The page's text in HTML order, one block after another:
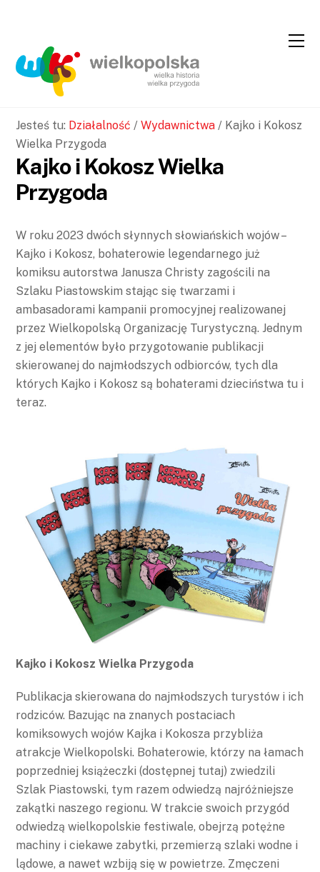
Content
navigation
Jesteś tu: Działalność /Wydawnictwa / Kajko i Kokosz
Wielka Przygoda
Kajko i Kokosz Wielka
Przygoda
W roku 2023 dwóch słynnych słowiańskich wojów –
Kajko i Kokosz, bohaterowie legendarnego już
komiksu autorstwa Janusza Christy zagościli na
Szlaku Piastowskim stając się twarzami i
ambasadorami kampanii promocyjnej realizowanej
przez Wielkopolską Organizację Turystyczną. Jednym
z jej elementów było przygotowanie publikacji
skierowanej do najmłodszych odbiorców, tych dla
których Kajko i Kokosz są bohaterami dzieciństwa tu i
teraz.
Kajko i Kokosz Wielka Przygoda
Publikacja skierowana do najmłodszych turystów i ich
rodziców. Bazując na znanych postaciach
komiksowych wojów Kajka i Kokosza przybliża
atrakcje Wielkopolski. Bohaterowie, którzy na łamach
poprzedniej książeczki (dostępnej tutaj) zwiedzili
Szlak Piastowski, tym razem odwiedzą najróżniejsze
zakątki naszego regionu. W trakcie swoich przygód
odwiedzą wielkopolskie festiwale, obejrzą potężne
machiny i ciekawe zabytki, przemierzą szlaki wodne i
lądowe, a nawet wzbiją się w powietrze. Zmęczeni